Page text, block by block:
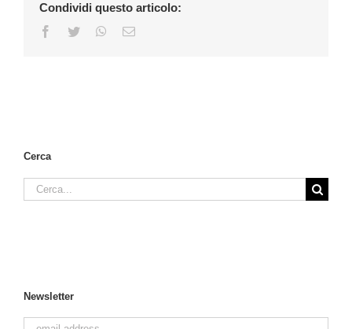
Condividi questo articolo:
Facebook
Twitter WhatsApp
Email
Cerca
Cerca
per:
Newsletter